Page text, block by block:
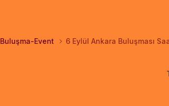
Buluşma-Event 6 Eylül Ankara Buluşması